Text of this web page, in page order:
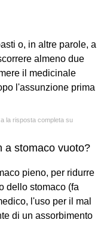
o, in altre parole, a
almeno due
il medicinale
l'assunzione prima
la risposta completa su
a stomaco vuoto?
pieno, per ridurre
dello stomaco (fa
l'uso per il mal
di un assorbimento